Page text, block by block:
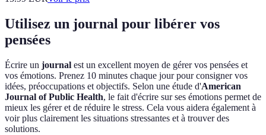
Utilisez un journal pour libérer vos
pensées
Écrire un journal est un excellent moyen de gérer vos pensées et
vos émotions. Prenez 10 minutes chaque jour pour consigner vos
idées, préoccupations et objectifs. Selon une étude d'American
Journal of Public Health, le fait d'écrire sur ses émotions permet de
mieux les gérer et de réduire le stress. Cela vous aidera également à
voir plus clairement les situations stressantes et à trouver des
solutions.